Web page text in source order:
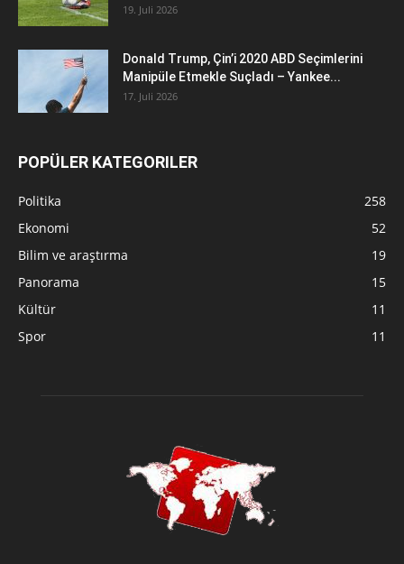
19. Juli 2026
Donald Trump, Çin’i 2020 ABD Seçimlerini
Manipüle Etmekle Suçladı – Yankee...
17. Juli 2026
POPÜLER KATEGORILER
Politika
258
Ekonomi
52
Bilim ve araştırma
19
Panorama
15
Kültür
11
Spor
11